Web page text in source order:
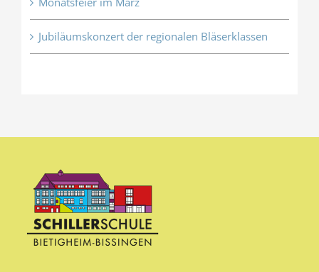
Jubiläumskonzert der regionalen Bläserklassen